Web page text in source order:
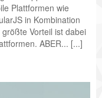
Plattformen wie
in Kombination
Vorteil ist dabei
ABER... [...]